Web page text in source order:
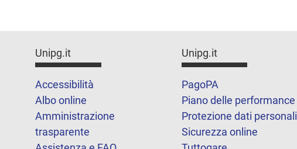
Unipg.it
Accessibilità
Albo online
Amministrazione
trasparente
Unipg.it
PagoPA
Piano delle performance
Protezione dati personali
Sicurezza online